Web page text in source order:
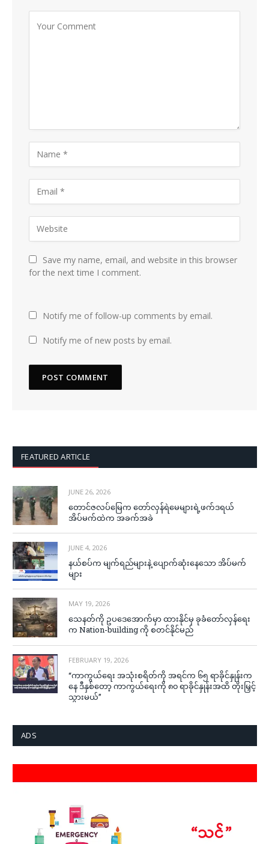
Save my name, email, and website in this browser
for the next time I comment.
Notify me of follow-up comments by email.
Notify me of new posts by email.
FEATURED ARTICLE
JUNE 26, 2026
တောင်ဇလပ်မြေက တော်လှန်ရဲမေများရဲ့ဖက်ဒရယ်
အိပ်မက်ထဲက အခက်အခဲ
JUNE 4, 2026
နယ်စပ်က မျက်ရည်များနဲ့ ပျောက်ဆုံးနေသော အိပ်မက်
များ
MAY 19, 2026
သေနတ်ကို ဥပဒေအောက်မှာ ထားနိုင်မှ ခုခံတော်လှန်ရေး
က Nation-building ကို စတင်နိုင်မည်
FEBRUARY 19, 2026
“ကာကွယ်ရေး အသုံးစရိတ်ကို အရင်က ၆၅ ရာခိုင်နှုန်းက
နေ ဒီနှစ်တော့ ကာကွယ်ရေးကို ၈၀ ရာခိုင်နှုန်းအထိ တိုးမြှင့်
သွားမယ်”
ADS